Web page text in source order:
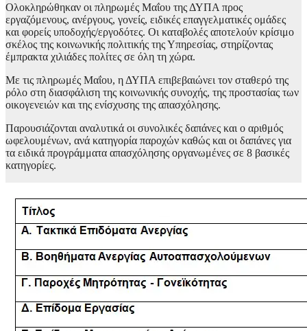
Ολοκληρώθηκαν οι πληρωμές Μαΐου της ΔΥΠΑ προς
εργαζόμενους, ανέργους, γονείς, ειδικές επαγγελματικές ομάδες
και φορείς υποδοχής/εργοδότες. Οι καταβολές αποτελούν κρίσιμο
σκέλος της κοινωνικής πολιτικής της Υπηρεσίας, στηρίζοντας
έμπρακτα χιλιάδες πολίτες σε όλη τη χώρα.
Με τις πληρωμές Μαΐου, η ΔΥΠΑ επιβεβαιώνει τον σταθερό της
ρόλο στη διασφάλιση της κοινωνικής συνοχής, της προστασίας των
οικογενειών και της ενίσχυσης της απασχόλησης.
Παρουσιάζονται αναλυτικά οι συνολικές δαπάνες και ο αριθμός
ωφελουμένων, ανά κατηγορία παροχών καθώς και οι δαπάνες για
τα ειδικά προγράμματα απασχόλησης οργανωμένες σε 8 βασικές
κατηγορίες.